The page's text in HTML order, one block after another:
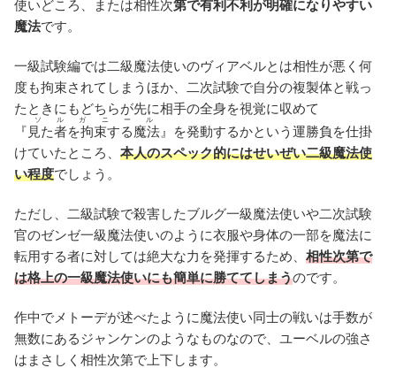
使いどころ、または相性次第で有利不利が明確になりやすい
魔法です。
一級試験編では二級魔法使いのヴィアベルとは相性が悪く何
度も拘束されてしまうほか、二次試験で自分の複製体と戦っ
たときにもどちらが先に相手の全身を視覚に収めて
『 見た者を拘束する魔法
ソルガニール
』を発動するかという運勝負を仕掛
けていたところ、 本人のスペック的にはせいぜい二級魔法使
い程度でしょう。
ただし、二級試験で殺害したブルグ一級魔法使いや二次試験
官のゼンゼ一級魔法使いのように衣服や身体の一部を魔法に
転用する者に対しては絶大な力を発揮するため、 相性次第で
は格上の一級魔法使いにも簡単に勝ててしまうのです。
作中でメトーデが述べたように魔法使い同士の戦いは手数が
無数にあるジャンケンのようなものなので、ユーベルの強さ
はまさしく相性次第で上下します。